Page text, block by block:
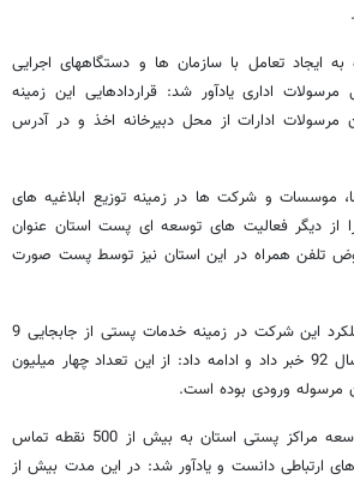
به ایجاد تعامل با سازمان ها و دستگاههای اجرایی
اداری یادآور شد: قراردادهایی این زمینه
ادارات از محل دبیرخانه اخذ و در آدرس
موسسات و شرکت ها در زمینه توزیع ابلاغیه های
از دیگر فعالیت های توسعه ای پست استان عنوان
تلفن همراه در این استان نیز توسط پست صورت
این مسئول با اشاره به عملکرد این شرکت در زمینه خدمات پستی از جابجایی 9
میلیون مرسوله پستی در سال 92 خبر داد و ادامه داد: از این تعداد چهار میلیون
مرسوله ورودی بوده است.
وی تحقق این مهم را با توسعه مراکز پستی استان به بیش از 500 نقطه تماس
ارتباطی دانست و یادآور شد: در این مدت بیش از